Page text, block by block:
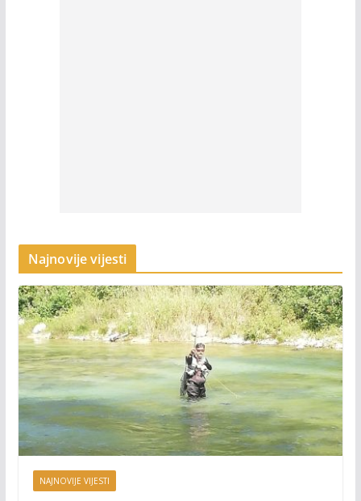
Najnovije vijesti
NAJNOVIJE VIJESTI